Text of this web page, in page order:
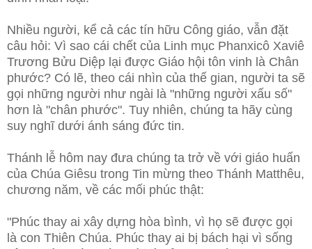
Nhiều người, kể cả các tín hữu Công giáo, vẫn đặt
câu hỏi: Vì sao cái chết của Linh mục Phanxicô Xaviê
Trương Bửu Diệp lại được Giáo hội tôn vinh là Chân
phước? Có lẽ, theo cái nhìn của thế gian, người ta sẽ
gọi những người như ngài là "những người xấu số"
hơn là "chân phước". Tuy nhiên, chúng ta hãy cùng
suy nghĩ dưới ánh sáng đức tin.
Thánh lễ hôm nay đưa chúng ta trở về với giáo huấn
của Chúa Giêsu trong Tin mừng theo Thánh Matthêu,
chương năm, về các mối phúc thật:
"Phúc thay ai xây dựng hòa bình, vì họ sẽ được gọi
là con Thiên Chúa. Phúc thay ai bị bách hại vì sống